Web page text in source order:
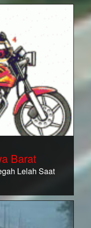
Barat
Lelah Saat